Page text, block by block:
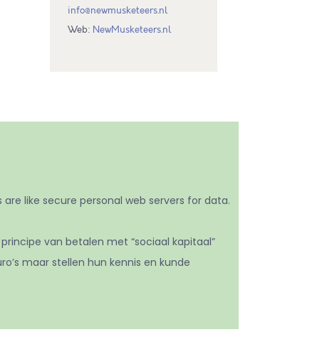
info@newmusketeers.nl
Web: NewMusketeers.nl
like secure personal web servers for data.
van betalen met “sociaal kapitaal”
maar stellen hun kennis en kunde